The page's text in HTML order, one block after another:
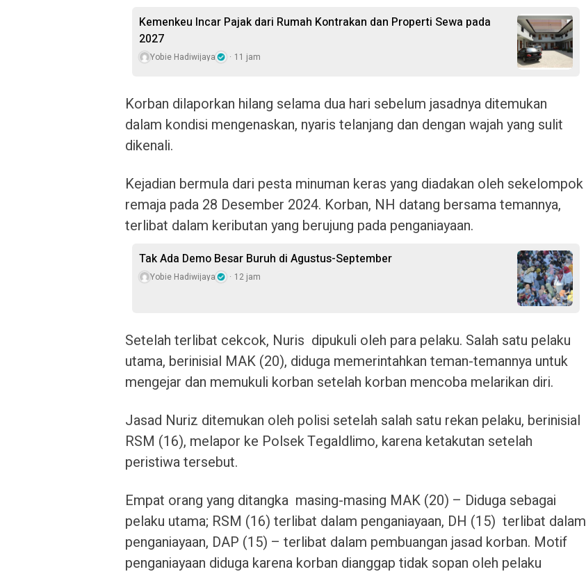
Kemenkeu Incar Pajak dari Rumah Kontrakan dan Properti Sewa pada
2027
Yobie Hadiwijaya 11 jam
Korban dilaporkan hilang selama dua hari sebelum jasadnya ditemukan
dalam kondisi mengenaskan, nyaris telanjang dan dengan wajah yang sulit
dikenali.
Kejadian bermula dari pesta minuman keras yang diadakan oleh sekelompok
remaja pada 28 Desember 2024. Korban, NH datang bersama temannya,
terlibat dalam keributan yang berujung pada penganiayaan.
Tak Ada Demo Besar Buruh di Agustus-September
Yobie Hadiwijaya 12 jam
Setelah terlibat cekcok, Nuris dipukuli oleh para pelaku. Salah satu pelaku
utama, berinisial MAK (20), diduga memerintahkan teman-temannya untuk
mengejar dan memukuli korban setelah korban mencoba melarikan diri.
Jasad Nuriz ditemukan oleh polisi setelah salah satu rekan pelaku, berinisial
RSM (16), melapor ke Polsek Tegaldlimo, karena ketakutan setelah
peristiwa tersebut.
Empat orang yang ditangka masing-masing MAK (20) – Diduga sebagai
pelaku utama; RSM (16) terlibat dalam penganiayaan, DH (15) terlibat dalam
penganiayaan, DAP (15) – terlibat dalam pembuangan jasad korban. Motif
penganiayaan diduga karena korban dianggap tidak sopan oleh pelaku